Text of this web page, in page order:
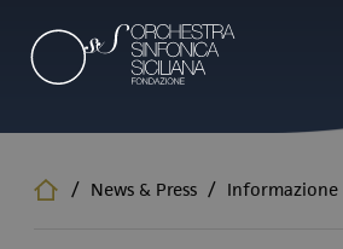
contenuto
principale
/ News & Press /